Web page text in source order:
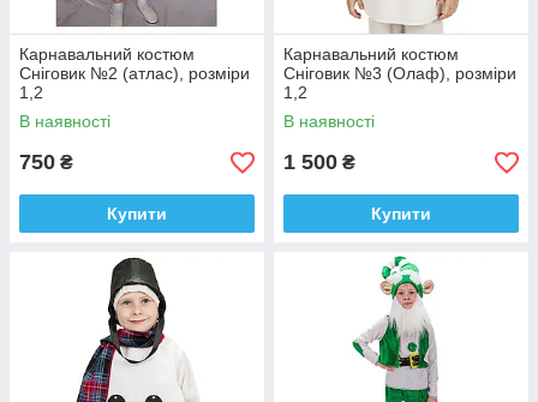
Карнавальний костюм
Сніговик №2 (атлас), розміри
1,2
В наявності
750 ₴
Купити
Карнавальний костюм
Сніговик №3 (Олаф), розміри
1,2
В наявності
1 500 ₴
Купити